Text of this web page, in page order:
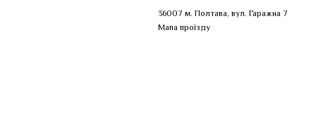
36007 м. Полтава, вул. Гаражна 7
Мапа проїзду